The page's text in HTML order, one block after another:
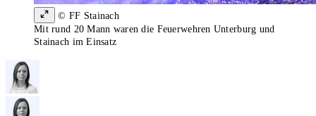
© FF Stainach
Mit rund 20 Mann waren die Feuerwehren Unterburg und
Stainach im Einsatz